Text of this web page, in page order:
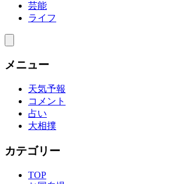
芸能
ライフ
メニュー
天気予報
コメント
占い
大相撲
カテゴリー
TOP